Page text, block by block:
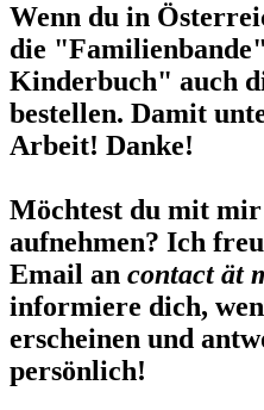
Wenn du in
die
Kinderbuch" auch
bestellen. Damit
Arbeit! Danke!
Möchtest du mit
aufnehmen? Ich
Email an contact ät
informiere dich,
erscheinen und
persönlich!